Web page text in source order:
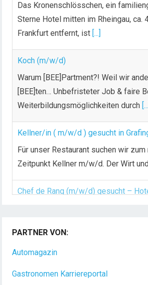
Das Kronenschlösschen, ein
Sterne Hotel mitten im Rheingau, ca.
Frankfurt entfernt, ist [...]
Koch (m/w/d)
Warum [BEE]Partment?! Weil wir
[BEE]ten… Unbefristeter Job & faire
Weiterbildungsmöglichkeiten durch
Kellner/in ( m/w/d ) gesucht in
Für unser Restaurant suchen wir zum
Zeitpunkt Kellner m/w/d. Der Wirt
Chef de Rang (m/w/d) gesucht –
(m/w/d) Du bist Gastgeber aus
liebst
Automagazin
Gastronomen Karriereportal